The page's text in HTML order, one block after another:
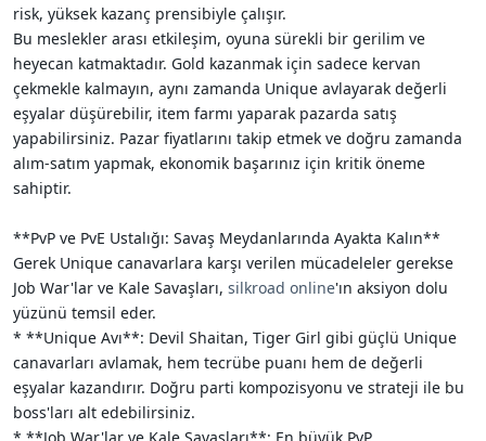
risk, yüksek kazanç prensibiyle çalışır.
Bu meslekler arası etkileşim, oyuna sürekli bir gerilim ve
heyecan katmaktadır. Gold kazanmak için sadece kervan
çekmekle kalmayın, aynı zamanda Unique avlayarak değerli
eşyalar düşürebilir, item farmı yaparak pazarda satış
yapabilirsiniz. Pazar fiyatlarını takip etmek ve doğru zamanda
alım-satım yapmak, ekonomik başarınız için kritik öneme
sahiptir.
**PvP ve PvE Ustalığı: Savaş Meydanlarında Ayakta Kalın**
Gerek Unique canavarlara karşı verilen mücadeleler gerekse
Job War'lar ve Kale Savaşları, silkroad online'ın aksiyon dolu
yüzünü temsil eder.
* **Unique Avı**: Devil Shaitan, Tiger Girl gibi güçlü Unique
canavarları avlamak, hem tecrübe puanı hem de değerli
eşyalar kazandırır. Doğru parti kompozisyonu ve strateji ile bu
boss'ları alt edebilirsiniz.